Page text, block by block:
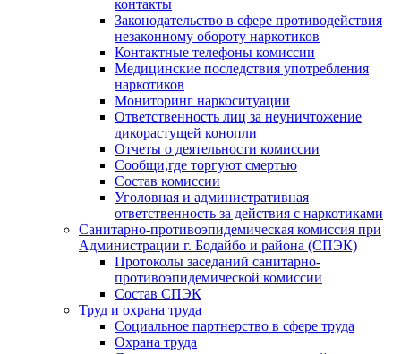
контакты
Законодательство в сфере противодействия
незаконному обороту наркотиков
Контактные телефоны комиссии
Медицинские последствия употребления
наркотиков
Мониторинг наркоситуации
Ответственность лиц за неуничтожение
дикорастущей конопли
Отчеты о деятельности комиссии
Сообщи,где торгуют смертью
Состав комиссии
Уголовная и административная
ответственность за действия с наркотиками
Санитарно-противоэпидемическая комиссия при
Администрации г. Бодайбо и района (СПЭК)
Протоколы заседаний санитарно-
противоэпидемической комиссии
Состав СПЭК
Труд и охрана труда
Социальное партнерство в сфере труда
Охрана труда